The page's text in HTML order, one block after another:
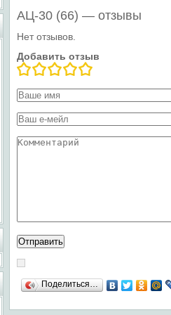
АЦ-30 (66) — отзывы
Нет отзывов.
Добавить отзыв
Поделиться…